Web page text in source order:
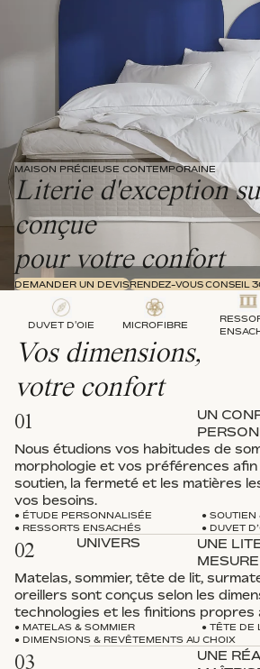
UNIVERS
MAISON PRÉCIEUSE CONTEMPORAINE
Literie d'exception
conçue
pour votre confort
DEMANDER UN DEVISRENDEZ-VOUS CONSEIL
DUVET D'OIE MICROFIBRE
Vos dimensions,
votre confort
01
UN
Nous étudions vos habitudes de
morphologie et vos préférences
soutien, la fermeté et les matières
vos besoins.
● ÉTUDE PERSONNALISÉE
● SOUTIEN
● RESSORTS ENSACHÉS
● DUVET
02
UNE
MESURE
Matelas, sommier, tête de lit,
oreillers sont conçus selon les
technologies et les finitions propres
● MATELAS & SOMMIER
● TÊTE DE
● DIMENSIONS & REVÊTEMENTS AU CHOIX
03
UNE